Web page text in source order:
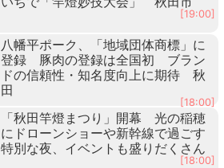
[19:00]
八幡平ポーク、「地域団体商標」に
登録 豚肉の登録は全国初 ブラン
ドの信頼性・知名度向上に期待 秋
田
[18:00]
「秋田竿燈まつり」開幕 光の稲穂
にドローンショーや新幹線で過ごす
特別な夜、イベントも盛りだくさん
[18:00]